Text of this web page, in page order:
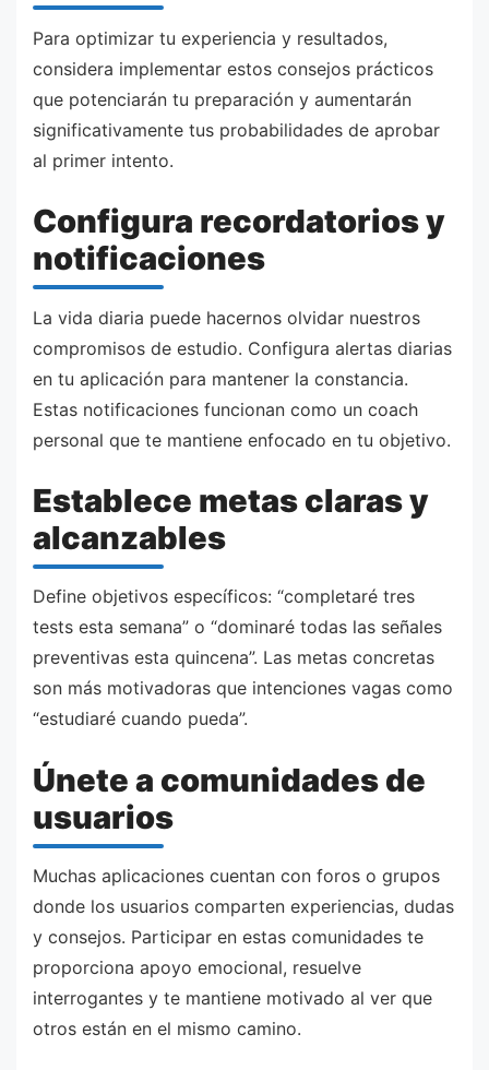
Para optimizar tu experiencia y resultados,
considera implementar estos consejos prácticos
que potenciarán tu preparación y aumentarán
significativamente tus probabilidades de aprobar
al primer intento.
Configura recordatorios y
notificaciones
La vida diaria puede hacernos olvidar nuestros
compromisos de estudio. Configura alertas diarias
en tu aplicación para mantener la constancia.
Estas notificaciones funcionan como un coach
personal que te mantiene enfocado en tu objetivo.
Establece metas claras y
alcanzables
Define objetivos específicos: “completaré tres
tests esta semana” o “dominaré todas las señales
preventivas esta quincena”. Las metas concretas
son más motivadoras que intenciones vagas como
“estudiaré cuando pueda”.
Únete a comunidades de
usuarios
Muchas aplicaciones cuentan con foros o grupos
donde los usuarios comparten experiencias, dudas
y consejos. Participar en estas comunidades te
proporciona apoyo emocional, resuelve
interrogantes y te mantiene motivado al ver que
otros están en el mismo camino.